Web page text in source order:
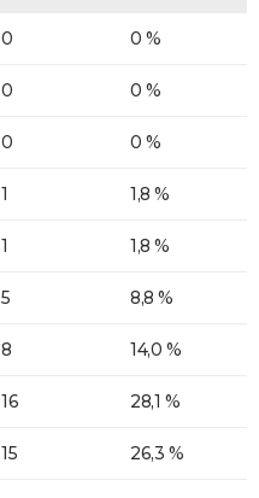
0 0 %
0 0 %
0 0 %
1 1,8 %
1 1,8 %
5 8,8 %
8 14,0 %
16 28,1 %
15 26,3 %